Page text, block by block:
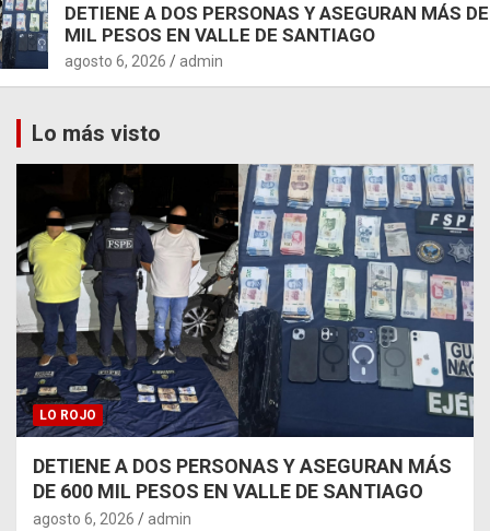
DETIENE A DOS PERSONAS Y ASEGURAN MÁS
MIL PESOS EN VALLE DE SANTIAGO
agosto 6, 2026 admin
Lo más visto
LO ROJO
DETIENE A DOS PERSONAS Y ASEGURAN MÁS
DE 600 MIL PESOS EN VALLE DE SANTIAGO
agosto 6, 2026 admin